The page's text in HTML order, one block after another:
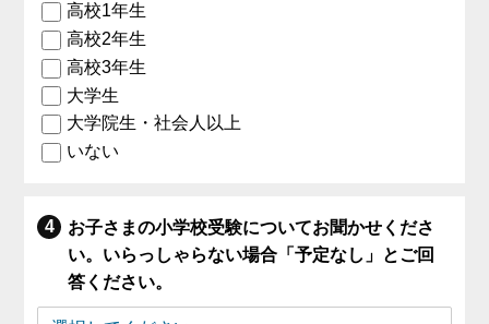
高校1年生
高校2年生
高校3年生
大学生
大学院生・社会人以上
いない
お子さまの小学校受験についてお聞かせくださ
い。いらっしゃらない場合「予定なし」とご回
答ください。